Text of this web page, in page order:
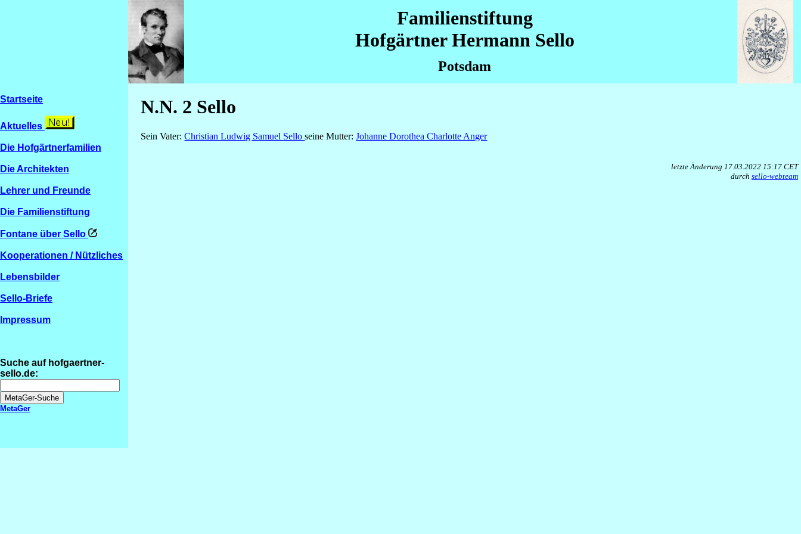
Familienstiftung
Hofgärtner Hermann Sello
Potsdam
Startseite
Aktuelles
Die Hofgärtnerfamilien
Die Architekten
Lehrer und Freunde
Die Familienstiftung
Fontane über Sello
Kooperationen / Nützliches
Lebensbilder
Sello-Briefe
Impressum
Suche auf hofgaertner-
sello.de:
MetaGer
N.N. 2 Sello
Sein Vater:Christian Ludwig Samuel Selloseine Mutter:Johanne Dorothea Charlotte Anger
letzte Änderung 17.03.2022 15:17 CET
durch sello-webteam